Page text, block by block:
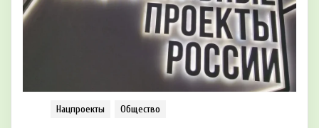
Нацпроекты Общество